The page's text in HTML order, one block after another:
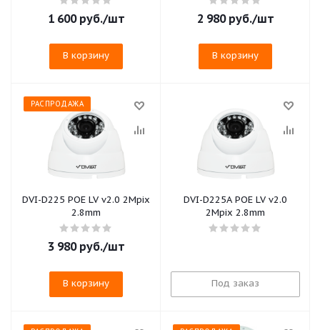
1 600руб./шт
В корзину
2 980руб./шт
В корзину
РАСПРОДАЖА
DVI-D225 POE LV v2.0 2Mpix
2.8mm
3 980руб./шт
В корзину
DVI-D225A POE LV v2.0
2Mpix 2.8mm
Под заказ